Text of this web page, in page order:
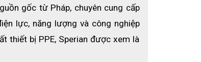
gốc từ Pháp, chuyên cung cấp
lực, năng lượng và công nghiệp
thiết bị PPE, Sperian được xem là